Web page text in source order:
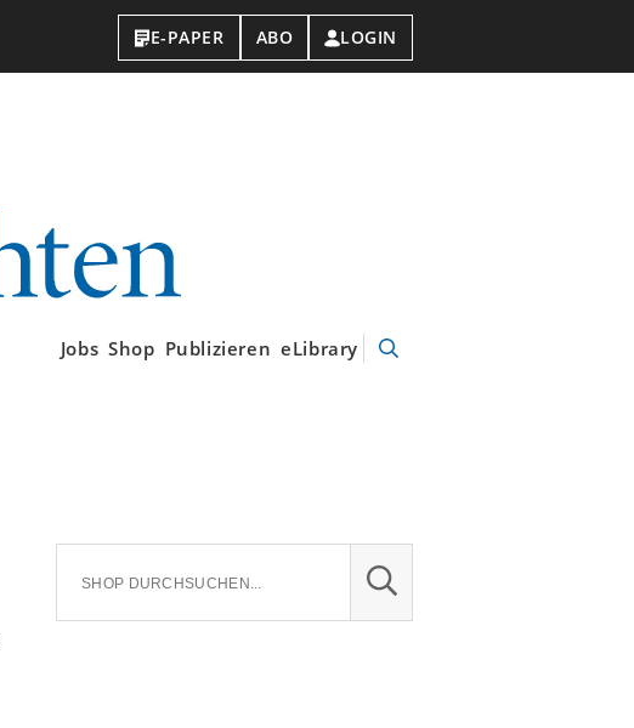
E-PAPER ABO LOGIN
Jobs Shop Publizieren eLibrary
SUCHE